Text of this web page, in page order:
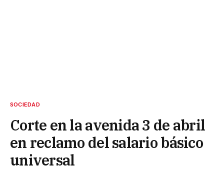
SOCIEDAD
Corte en la avenida 3 de abril
en reclamo del salario básico
universal